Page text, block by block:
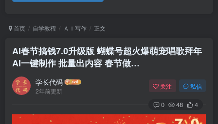
首页 自学教程 ＡＩ写作 正文
AI春节搞钱7.0升级版 蝴蝶号超火爆萌宠唱歌拜年
AI一键制作 批量出内容 春节做…
学长代码
2年前更新
关注 私信
0 48 4